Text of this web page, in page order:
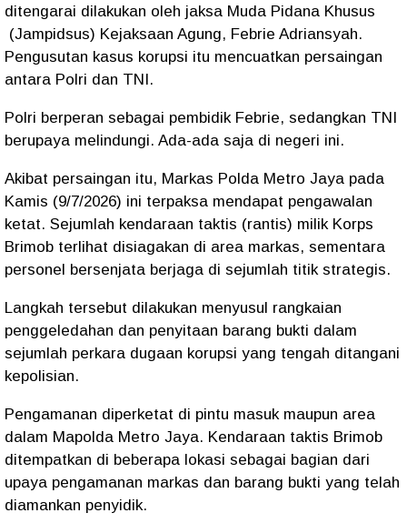
ditengarai dilakukan oleh jaksa Muda Pidana Khusus
(Jampidsus) Kejaksaan Agung, Febrie Adriansyah.
Pengusutan kasus korupsi itu mencuatkan persaingan
antara Polri dan TNI.
Polri berperan sebagai pembidik Febrie, sedangkan TNI
berupaya melindungi. Ada-ada saja di negeri ini.
Akibat persaingan itu, Markas Polda Metro Jaya pada
Kamis (9/7/2026) ini terpaksa mendapat pengawalan
ketat. Sejumlah kendaraan taktis (rantis) milik Korps
Brimob terlihat disiagakan di area markas, sementara
personel bersenjata berjaga di sejumlah titik strategis.
Langkah tersebut dilakukan menyusul rangkaian
penggeledahan dan penyitaan barang bukti dalam
sejumlah perkara dugaan korupsi yang tengah ditangani
kepolisian.
Pengamanan diperketat di pintu masuk maupun area
dalam Mapolda Metro Jaya. Kendaraan taktis Brimob
ditempatkan di beberapa lokasi sebagai bagian dari
upaya pengamanan markas dan barang bukti yang telah
diamankan penyidik.